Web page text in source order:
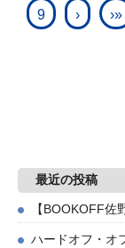
9 › ›»
最近の投稿
【BOOKOFF
ハードオフ・オ